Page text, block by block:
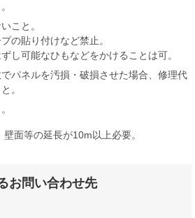
こと。
の貼り付けなど禁止。
し可能なひもなどをかけることは可。
パネルを汚損・破損させた場合、修理代
。
壁面等の延長が10m以上必要。
お問い合わせ先